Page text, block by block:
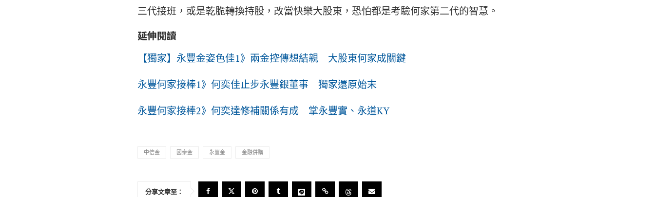
三代接班，或是乾脆轉換持股，改當快樂大股東，恐怕都是考驗何家第二代的智慧。
延伸閱讀
【獨家】永豐金姿色佳1》兩金控傳想結親 大股東何家成關鍵
永豐何家接棒1》何奕佳止步永豐銀董事 獨家還原始末
永豐何家接棒2》何奕達修補關係有成 掌永豐實、永道KY
中信金 國泰金 永豐金 金融併購
分享文章至：